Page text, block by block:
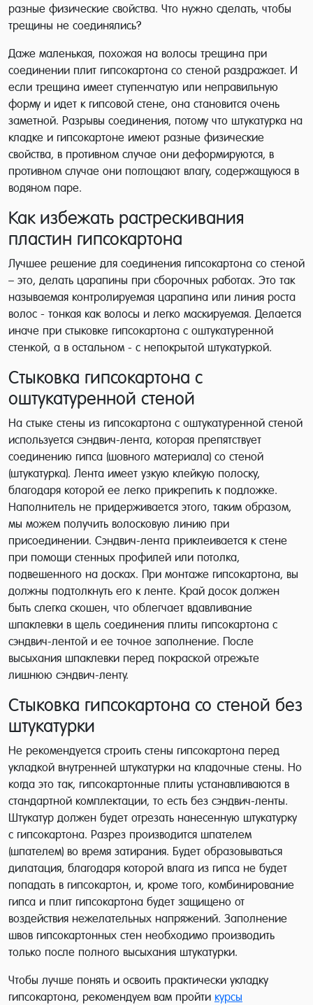
разные физические свойства. Что нужно сделать, чтобы
трещины не соединялись?
Даже маленькая, похожая на волосы трещина при
соединении плит гипсокартона со стеной раздражает. И
если трещина имеет ступенчатую или неправильную
форму и идет к гипсовой стене, она становится очень
заметной. Разрывы соединения, потому что штукатурка на
кладке и гипсокартоне имеют разные физические
свойства, в противном случае они деформируются, в
противном случае они поглощают влагу, содержащуюся в
водяном паре.
Как избежать растрескивания
пластин гипсокартона
Лучшее решение для соединения гипсокартона со стеной
– это, делать царапины при сборочных работах. Это так
называемая контролируемая царапина или линия роста
волос - тонкая как волосы и легко маскируемая. Делается
иначе при стыковке гипсокартона с оштукатуренной
стенкой, а в остальном - с непокрытой штукатуркой.
Стыковка гипсокартона с
оштукатуренной стеной
На стыке стены из гипсокартона с оштукатуренной стеной
используется сэндвич-лента, которая препятствует
соединению гипса (шовного материала) со стеной
(штукатурка). Лента имеет узкую клейкую полоску,
благодаря которой ее легко прикрепить к подложке.
Наполнитель не придерживается этого, таким образом,
мы можем получить волосковую линию при
присоединении. Сэндвич-лента приклеивается к стене
при помощи стенных профилей или потолка,
подвешенного на досках. При монтаже гипсокартона, вы
должны подтолкнуть его к ленте. Край досок должен
быть слегка скошен, что облегчает вдавливание
шпаклевки в щель соединения плиты гипсокартона с
сэндвич-лентой и ее точное заполнение. После
высыхания шпаклевки перед покраской отрежьте
лишнюю сэндвич-ленту.
Стыковка гипсокартона со стеной без
штукатурки
Не рекомендуется строить стены гипсокартона перед
укладкой внутренней штукатурки на кладочные стены. Но
когда это так, гипсокартонные плиты устанавливаются в
стандартной комплектации, то есть без сэндвич-ленты.
Штукатур должен будет отрезать нанесенную штукатурку
с гипсокартона. Разрез производится шпателем
(шпателем) во время затирания. Будет образовываться
дилатация, благодаря которой влага из гипса не будет
попадать в гипсокартон, и, кроме того, комбинирование
гипса и плит гипсокартона будет защищено от
воздействия нежелательных напряжений. Заполнение
швов гипсокартонных стен необходимо производить
только после полного высыхания штукатурки.
Чтобы лучше понять и освоить практически укладку
гипсокартона, рекомендуем вам пройти курсы